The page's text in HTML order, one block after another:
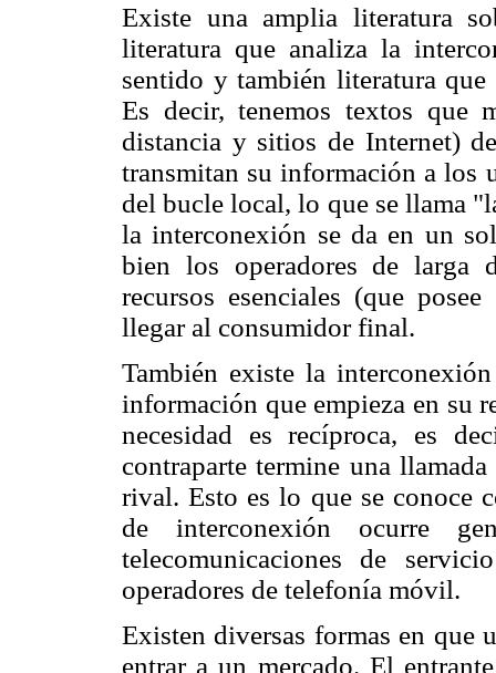
Existe una amplia literatura
literatura que analiza la
sentido y también literatura
Es decir, tenemos textos que
distancia y sitios de Internet)
transmitan su información a los
del bucle local, lo que se llama
la interconexión se da en un
bien los operadores de larga
recursos esenciales (que
llegar al consumidor final.
También existe la
información que empieza en su
necesidad es recíproca, es
contraparte termine una
rival. Esto es lo que se conoce
de interconexión ocurre
telecomunicaciones de
operadores de telefonía móvil.
Existen diversas formas en que
entrar a un mercado. El